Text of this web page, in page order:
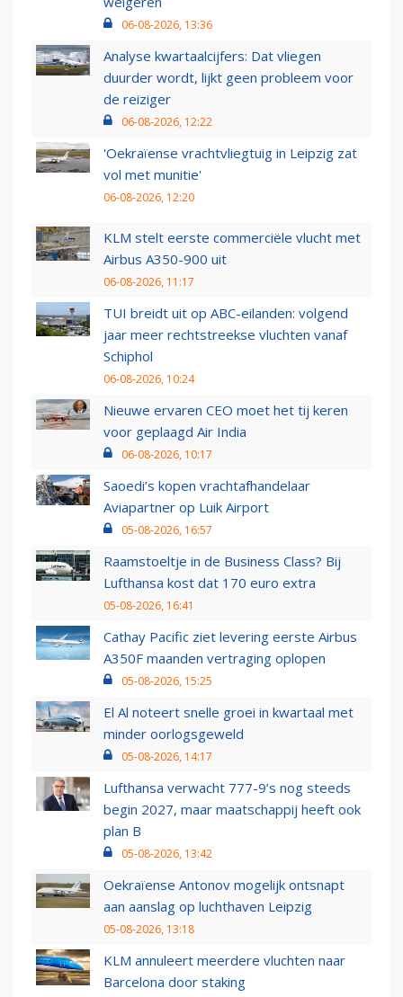
06-08-2026, 13:36
Analyse kwartaalcijfers: Dat vliegen
duurder wordt, lijkt geen probleem voor
de reiziger
06-08-2026, 12:22
'Oekraïense vrachtvliegtuig in Leipzig zat
vol met munitie'
06-08-2026, 12:20
KLM stelt eerste commerciële vlucht met
Airbus A350-900 uit
06-08-2026, 11:17
TUI breidt uit op ABC-eilanden: volgend
jaar meer rechtstreekse vluchten vanaf
Schiphol
06-08-2026, 10:24
Nieuwe ervaren CEO moet het tij keren
voor geplaagd Air India
06-08-2026, 10:17
Saoedi’s kopen vrachtafhandelaar
Aviapartner op Luik Airport
05-08-2026, 16:57
Raamstoeltje in de Business Class? Bij
Lufthansa kost dat 170 euro extra
05-08-2026, 16:41
Cathay Pacific ziet levering eerste Airbus
A350F maanden vertraging oplopen
05-08-2026, 15:25
El Al noteert snelle groei in kwartaal met
minder oorlogsgeweld
05-08-2026, 14:17
Lufthansa verwacht 777-9’s nog steeds
begin 2027, maar maatschappij heeft ook
plan B
05-08-2026, 13:42
Oekraïense Antonov mogelijk ontsnapt
aan aanslag op luchthaven Leipzig
05-08-2026, 13:18
KLM annuleert meerdere vluchten naar
Barcelona door staking